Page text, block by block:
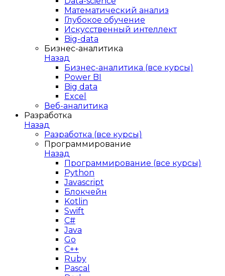
Математический анализ
Глубокое обучение
Искусственный интеллект
Big-data
Бизнес-аналитика
Назад
Бизнес-аналитика (все курсы)
Power BI
Big data
Excel
Веб-аналитика
Разработка
Назад
Разработка (все курсы)
Программирование
Назад
Программирование (все курсы)
Python
Javascript
Блокчейн
Kotlin
Swift
C#
Java
Go
C++
Ruby
Pascal